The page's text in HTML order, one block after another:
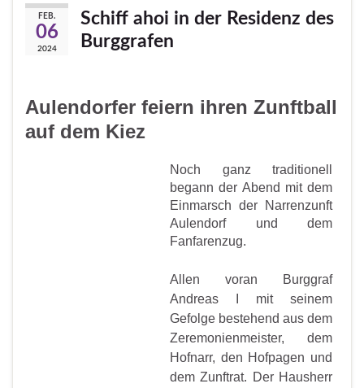
FEB.
06
2024
Schiff ahoi in der Residenz des
Burggrafen
Aulendorfer feiern ihren Zunftball
auf dem Kiez
Noch ganz traditionell
begann der Abend mit dem
Einmarsch der Narrenzunft
Aulendorf und dem
Fanfarenzug.
Allen voran Burggraf
Andreas I mit seinem
Gefolge bestehend aus dem
Zeremonienmeister, dem
Hofnarr, den Hofpagen und
dem Zunftrat. Der Hausherr